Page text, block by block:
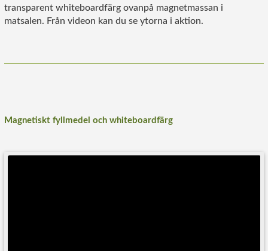
transparent whiteboardfärg ovanpå magnetmassan i
matsalen. Från videon kan du se ytorna i aktion.
Magnetiskt fyllmedel och whiteboardfärg